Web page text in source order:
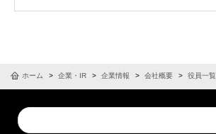
ホーム 企業・IR 企業情報 会社概要 役員一覧
Conduct
a